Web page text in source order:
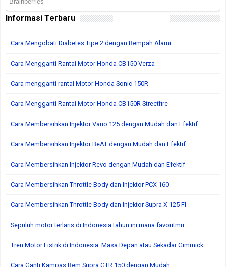
Informasi Terbaru
Cara Mengobati Diabetes Tipe 2 dengan Rempah Alami
Cara Mengganti Rantai Motor Honda CB150 Verza
Cara mengganti rantai Motor Honda Sonic 150R
Cara Mengganti Rantai Motor Honda CB150R Streetfire
Cara Membersihkan Injektor Vario 125 dengan Mudah dan Efektif
Cara Membersihkan Injektor BeAT dengan Mudah dan Efektif
Cara Membersihkan Injektor Revo dengan Mudah dan Efektif
Cara Membersihkan Throttle Body dan Injektor PCX 160
Cara Membersihkan Throttle Body dan Injektor Supra X 125 FI
Sepuluh motor terlaris di Indonesia tahun ini mana favoritmu
Tren Motor Listrik di Indonesia: Masa Depan atau Sekadar Gimmick
Cara Ganti Kampas Rem Supra GTR 150 dengan Mudah